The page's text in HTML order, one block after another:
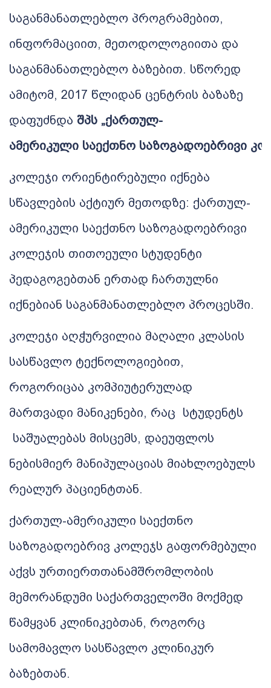
საგანმანათლებლო პროგრამებით,
ინფორმაციით, მეთოდოლოგიითა და
საგანმანათლებლო ბაზებით. სწორედ
ამიტომ, 2017 წლიდან ცენტრის ბაზაზე
დაფუძნდა შპს „ქართულ-
ამერიკული საექთნო საზოგადოებრივი
კოლეჯი ორიენტირებული იქნება
სწავლების აქტიურ მეთოდზე: ქართულ-
ამერიკული საექთნო საზოგადოებრივი
კოლეჯის თითოეული სტუდენტი
პედაგოგებთან ერთად ჩართულნი
იქნებიან საგანმანათლებლო პროცესში.
კოლეჯი აღჭურვილია მაღალი კლასის
სასწავლო ტექნოლოგიებით,
როგორიცაა კომპიუტერულად
მართვადი მანიკენები, რაც
სტუდენტს
საშუალებას მისცემს, დაეუფლოს
ნებისმიერ მანიპულაციას მიახლოებულს
რეალურ პაციენტთან.
ქართულ-ამერიკული საექთნო
საზოგადოებრივ კოლეჯს გაფორმებული
აქვს ურთიერთთანამშრომლობის
მემორანდუმი საქართველოში მოქმედ
წამყვან კლინიკებთან, როგორც
სამომავლო სასწავლო კლინიკურ
ბაზებთან.